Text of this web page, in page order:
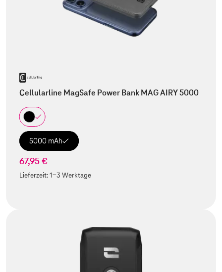
Cellularline MagSafe Power Bank MAG AIRY 5000
5000 mAh
67,95 €
Lieferzeit:1-3 Werktage